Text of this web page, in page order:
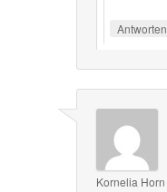
Antworten
Kornelia Horn